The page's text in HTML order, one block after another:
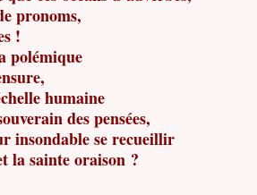
pronoms,
!
polémique
humaine
des pensées,
insondable se recueillir
la sainte oraison ?